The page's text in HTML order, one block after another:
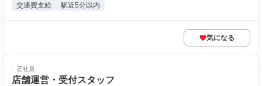
交通費支給 駅近5分以内
気になる
正社員
店舗運営・受付スタッフ